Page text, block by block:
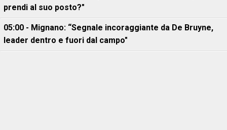
prendi al suo posto?"
05:00 - Mignano: “Segnale incoraggiante da De Bruyne,
leader dentro e fuori dal campo"